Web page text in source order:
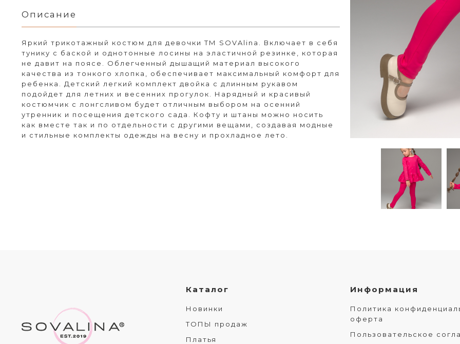
Описание
Яркий трикотажный костюм для девочки ТМ SOVAlina. Включает в себя
тунику с баской и однотонные лосины на эластичной резинке, которая
не давит на поясе. Облегченный дышащий материал высокого
качества из тонкого хлопка, обеспечивает максимальный комфорт для
ребенка. Детский легкий комплект двойка с длинным рукавом
подойдет для летних и весенних прогулок. Нарядный и красивый
костюмчик с лонгсливом будет отличным выбором на осенний
утренник и посещения детского сада. Кофту и штаны можно носить
как вместе так и по отдельности с другими вещами, создавая модные
и стильные комплекты одежды на весну и прохладное лето.
Каталог
Новинки
ТОПЫ продаж
Платья
Информация
Политика
оферта
Пользовательское